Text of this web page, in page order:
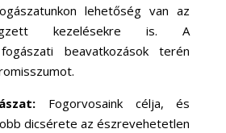
lehetőség van az
kezelésekre is. A
beavatkozások terén
Fogorvosaink célja, és
dicsérete az észrevehetetlen